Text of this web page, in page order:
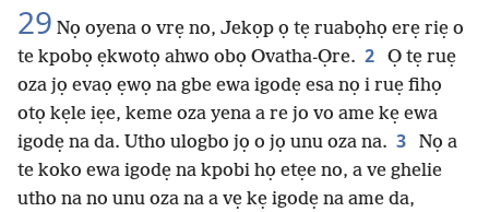
29 Nọ oyena o vrẹ no, Jekọp ọ tẹ ruabọhọ erẹ riẹ o
te kpobọ ẹkwotọ ahwo obọ Ovatha-Ọre. 2
Ọ tẹ ruẹ
oza jọ evaọ ẹwọ na gbe ewa igodẹ esa nọ i ruẹ fihọ
otọ kẹle iẹe, keme oza yena a re jo vo ame kẹ ewa
igodẹ na da. Utho ulogbo jọ o jọ unu oza na. 3
Nọ a
te koko ewa igodẹ na kpobi họ etẹe no, a ve ghelie
utho na no unu oza na a vẹ kẹ igodẹ na ame da,